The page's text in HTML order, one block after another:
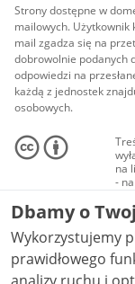
Strony dostępne w
mailowych.
mail zgadza się na
dobrowolnie podanych
odpowiedzi na
każdą z jednostek
osobowych.
na
-
Dbamy o
Wykorzystujemy
prawidłowego